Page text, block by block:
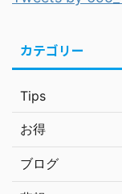
カテゴリー
Tips
お得
ブログ